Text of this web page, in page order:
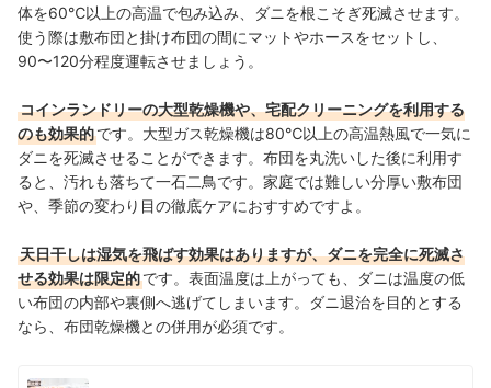
体を60℃以上の高温で包み込み、ダニを根こそぎ死滅させます。
使う際は敷布団と掛け布団の間にマットやホースをセットし、
90〜120分程度運転させましょう。
コインランドリーの大型乾燥機や、宅配クリーニングを利用する
のも効果的です。大型ガス乾燥機は80℃以上の高温熱風で一気に
ダニを死滅させることができます。布団を丸洗いした後に利用す
ると、汚れも落ちて一石二鳥です。家庭では難しい分厚い敷布団
や、季節の変わり目の徹底ケアにおすすめですよ。
天日干しは湿気を飛ばす効果はありますが、ダニを完全に死滅さ
せる効果は限定的です。表面温度は上がっても、ダニは温度の低
い布団の内部や裏側へ逃げてしまいます。ダニ退治を目的とする
なら、布団乾燥機との併用が必須です。